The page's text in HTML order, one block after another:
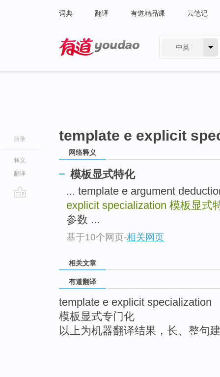
词典 翻译 有道精品课 云笔记
中英
目录
释义
翻译
template e explicit
网络释义
模板显式特化
... template e argument
explicit specialization 模板显式
参数 ...
基于10个网页-相关网页
相关文章
有道翻译
template e explicit specialization
模板显式专门化
以上为机器翻译结果，长、整句